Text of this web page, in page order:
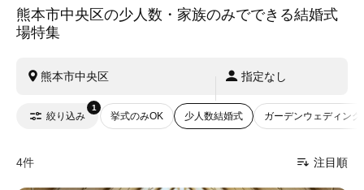
熊本市中央区の少人数・家族のみでできる結婚式
場特集
熊本市中央区 指定なし
絞り込み
1
挙式のみOK 少人数結婚式 ガーデンウェディング
4件 注目順